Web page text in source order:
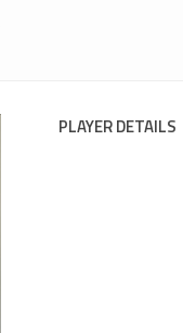
PLAYER DETAILS